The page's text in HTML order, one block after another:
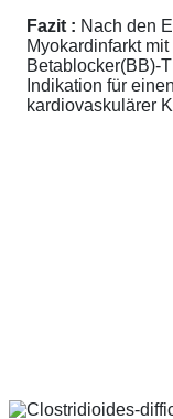
Fazit : Nach den
Myokardinfarkt
Betablocker(BB)-
Indikation für
kardiovaskulärer